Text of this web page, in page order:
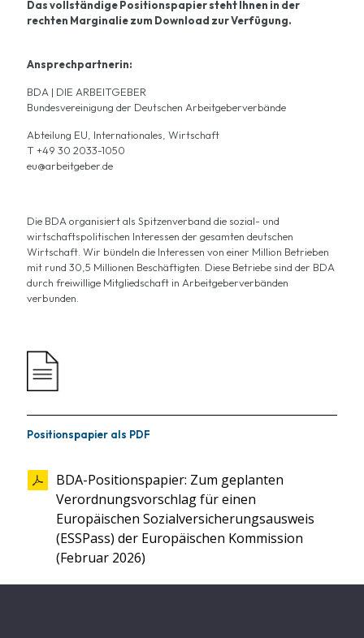
Das vollständige Positionspapier steht Ihnen in der
rechten Marginalie zum Download zur Verfügung.
Ansprechpartnerin:
BDA | DIE ARBEITGEBER
Bundesvereinigung der Deutschen Arbeitgeberverbände
Abteilung EU, Internationales, Wirtschaft
T +49 30 2033-1050
eu@arbeitgeber.de
Die BDA organisiert als Spitzenverband die sozial- und
wirtschaftspolitischen Interessen der gesamten deutschen
Wirtschaft. Wir bündeln die Interessen von einer Million Betrieben
mit rund 30,5 Millionen Beschäftigten. Diese Betriebe sind der BDA
durch freiwillige Mitgliedschaft in Arbeitgeberverbänden
verbunden.
Positionspapier als PDF
BDA-Positionspapier: Zum geplanten
Verordnungsvorschlag für einen
Europäischen Sozialversicherungsausweis
(ESSPass) der Europäischen Kommission
(Februar 2026)